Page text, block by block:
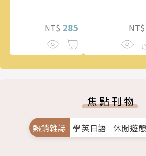
NT$ 285 NT$
焦點刊物
熱銷雜誌 學英日語 休閒遊憩